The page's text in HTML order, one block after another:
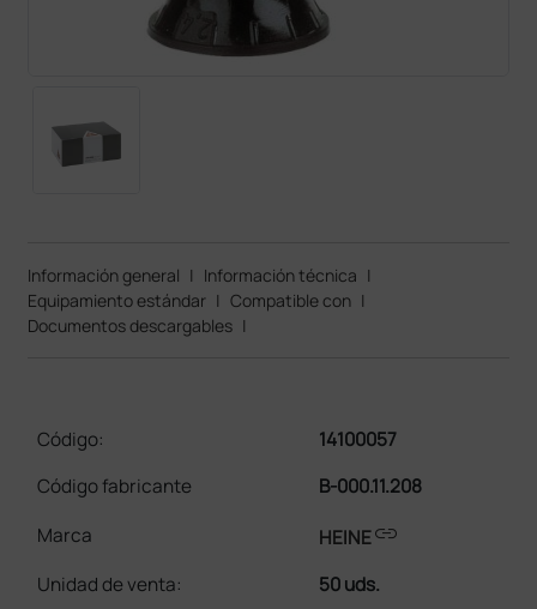
Información general | Información técnica |
Equipamiento estándar | Compatible con |
Documentos descargables |
Código:
14100057
Código fabricante
B-000.11.208
Marca
HEINElink
Unidad de venta:
50 uds.